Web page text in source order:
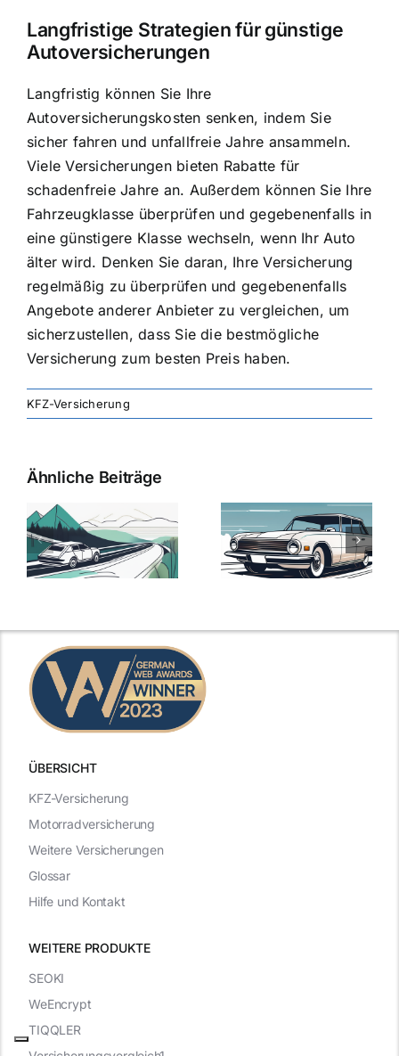
Langfristige Strategien für günstige
Autoversicherungen
Langfristig können Sie Ihre
Autoversicherungskosten senken, indem Sie
sicher fahren und unfallfreie Jahre ansammeln.
Viele Versicherungen bieten Rabatte für
schadenfreie Jahre an. Außerdem können Sie Ihre
Fahrzeugklasse überprüfen und gegebenenfalls in
eine günstigere Klasse wechseln, wenn Ihr Auto
älter wird. Denken Sie daran, Ihre Versicherung
regelmäßig zu überprüfen und gegebenenfalls
Angebote anderer Anbieter zu vergleichen, um
sicherzustellen, dass Sie die bestmögliche
Versicherung zum besten Preishaben.
KFZ-Versicherung
Ähnliche Beiträge
Versicherung:
Günstige Kfz-
Versicherungstarife
mit Top-
Kfz-
Die besten
Angebote im
ÜBERSICHT
WEITERE PRODUKTE
KFZ-Versicherung
Motorradversicherung
Weitere Versicherungen
Glossar
Hilfe und Kontakt
SEOKI
WeEncrypt
TIQQLER